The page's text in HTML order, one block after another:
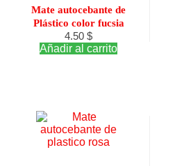
Mate autocebante de
Plástico color fucsia
4.50$
Añadir al carrito